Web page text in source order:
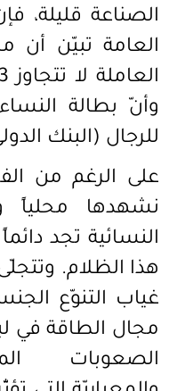
الصناعة
العامة تبيّن أن
للرجال (البنك
على الرغم من
نشهدها محلياً
النسائية تجد
هذا الظلام.
غياب التنوّع ال
مجال الطاقة في
الصعوبات